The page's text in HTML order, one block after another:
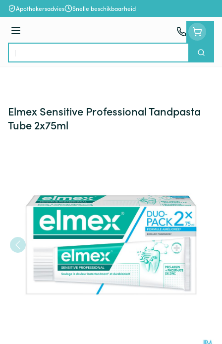
Ga naar de inhoud
Apothekersadvies Snelle beschikbaarheid
Menu
Product, merk, categorie...
Zoek
Elmex Sensitive Professional Tandpasta
Tube 2x75ml